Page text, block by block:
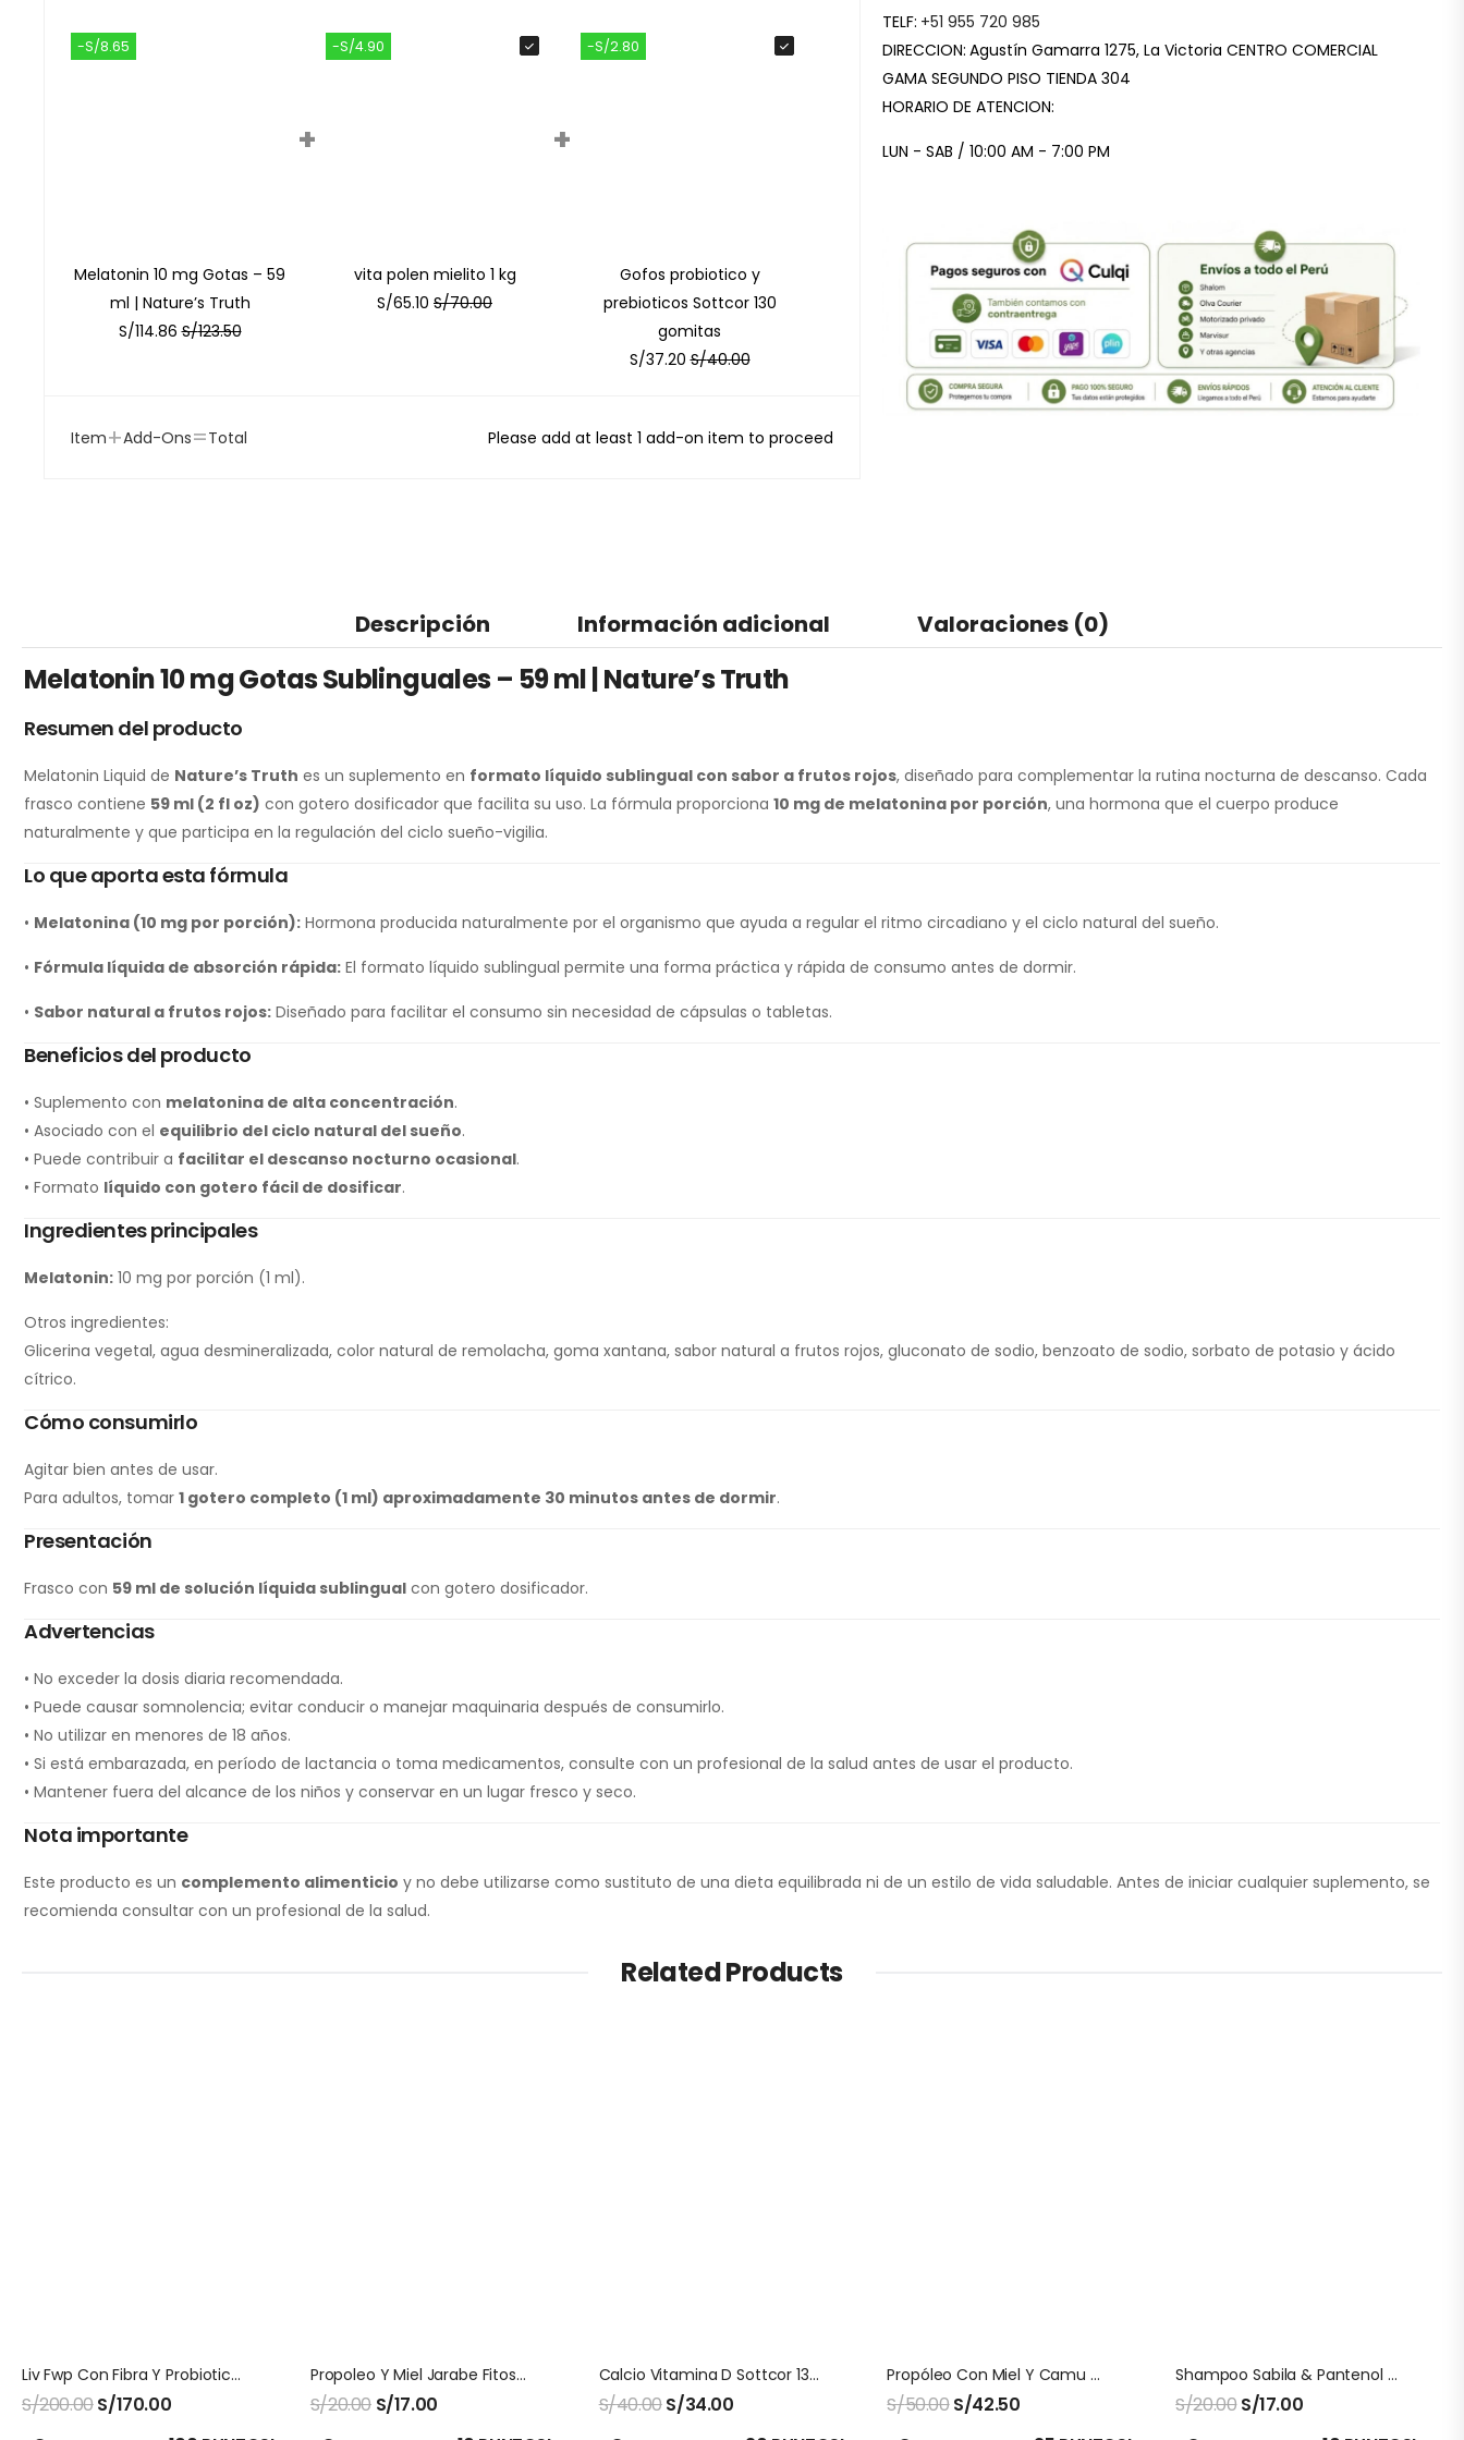
-S/8.65
Melatonin 10 mg Gotas – 59
ml | Nature’s Truth
S/114.86 S/123.50
+
-S/4.90
vita polen mielito 1 kg
S/65.10 S/70.00
+
-S/2.80
Gofos probiotico y
prebioticos Sottcor 130
gomitas
S/37.20 S/40.00
Item+Add-Ons=Total Please add at least 1 add-on item to proceed
TELF: +51 955 720 985
DIRECCION: Agustín Gamarra 1275, La Victoria CENTRO COMERCIAL
GAMA SEGUNDO PISO TIENDA 304
HORARIO DE ATENCION:
LUN - SAB / 10:00 AM - 7:00 PM
Descripción Información adicional Valoraciones (0)
Melatonin 10 mg Gotas Sublinguales – 59 ml | Nature’s Truth
Resumen del producto
Melatonin Liquid de Nature’s Truth es un suplemento en formato líquido sublingual con sabor a frutos rojos, diseñado para complementar la rutina nocturna de descanso. Cada
frasco contiene 59 ml (2 fl oz) con gotero dosificador que facilita su uso. La fórmula proporciona 10 mg de melatonina por porción, una hormona que el cuerpo produce
naturalmente y que participa en la regulación del ciclo sueño-vigilia.
Lo que aporta esta fórmula
• Melatonina (10 mg por porción): Hormona producida naturalmente por el organismo que ayuda a regular el ritmo circadiano y el ciclo natural del sueño.
• Fórmula líquida de absorción rápida: El formato líquido sublingual permite una forma práctica y rápida de consumo antes de dormir.
• Sabor natural a frutos rojos: Diseñado para facilitar el consumo sin necesidad de cápsulas o tabletas.
Beneficios del producto
• Suplemento con melatonina de alta concentración.
• Asociado con el equilibrio del ciclo natural del sueño.
• Puede contribuir a facilitar el descanso nocturno ocasional.
• Formato líquido con gotero fácil de dosificar.
Ingredientes principales
Melatonin: 10 mg por porción (1 ml).
Otros ingredientes:
Glicerina vegetal, agua desmineralizada, color natural de remolacha, goma xantana, sabor natural a frutos rojos, gluconato de sodio, benzoato de sodio, sorbato de potasio y ácido
cítrico.
Cómo consumirlo
Agitar bien antes de usar.
Para adultos, tomar 1 gotero completo (1 ml) aproximadamente 30 minutos antes de dormir.
Presentación
Frasco con 59 ml de solución líquida sublingual con gotero dosificador.
Advertencias
• No exceder la dosis diaria recomendada.
• Puede causar somnolencia; evitar conducir o manejar maquinaria después de consumirlo.
• No utilizar en menores de 18 años.
• Si está embarazada, en período de lactancia o toma medicamentos, consulte con un profesional de la salud antes de usar el producto.
• Mantener fuera del alcance de los niños y conservar en un lugar fresco y seco.
Nota importante
Este producto es un complemento alimenticio y no debe utilizarse como sustituto de una dieta equilibrada ni de un estilo de vida saludable. Antes de iniciar cualquier suplemento, se
recomienda consultar con un profesional de la salud.
Related Products
Liv Fwp Con Fibra Y Probioticos Sabor Manzana
S/200.00S/170.00
Propoleo Y Miel Jarabe Fitosana
S/20.00 S/17.00
Calcio Vitamina D Sottcor 130 Gomitas
S/40.00S/34.00
Propóleo Con Miel Y Camu Camu San Jose 120 Ml
S/50.00S/42.50
Shampoo Sabila & Pantenol Beia
S/20.00 S/17.00